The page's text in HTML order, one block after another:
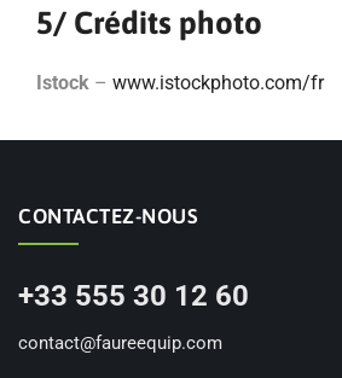
5/ Crédits photo
Istock – www.istockphoto.com/fr
CONTACTEZ-NOUS
+33 555 30 12 60
contact@faureequip.com